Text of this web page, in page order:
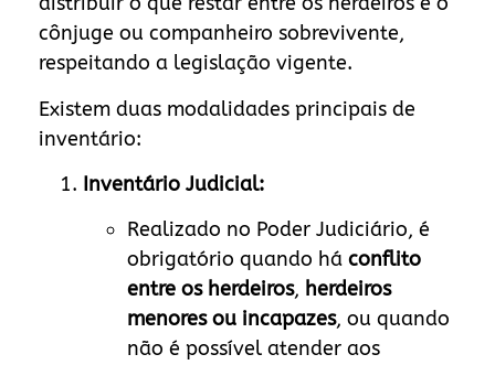
cônjuge ou companheiro sobrevivente,
respeitando a legislação vigente.
Existem duas modalidades principais de
inventário:
Inventário Judicial:
Realizado no Poder Judiciário, é
obrigatório quando há conflito
entre os herdeiros, herdeiros
menores ou incapazes, ou quando
não é possível atender aos